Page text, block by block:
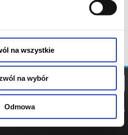
na wszystkie
na wybór
Odmowa
POLITYKA
POLITYKA